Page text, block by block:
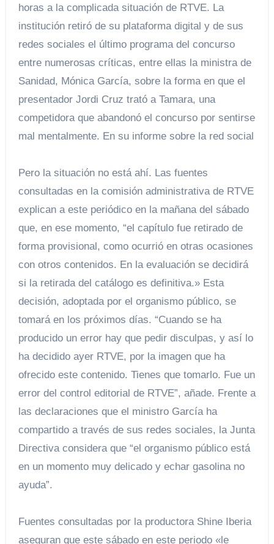
horas a la complicada situación de RTVE. La
institución retiró de su plataforma digital y de sus
redes sociales el último programa del concurso
entre numerosas críticas, entre ellas la ministra de
Sanidad, Mónica García, sobre la forma en que el
presentador Jordi Cruz trató a Tamara, una
competidora que abandonó el concurso por sentirse
mal mentalmente. En su informe sobre la red social
Pero la situación no está ahí. Las fuentes
consultadas en la comisión administrativa de RTVE
explican a este periódico en la mañana del sábado
que, en ese momento, “el capítulo fue retirado de
forma provisional, como ocurrió en otras ocasiones
con otros contenidos. En la evaluación se decidirá
si la retirada del catálogo es definitiva.» Esta
decisión, adoptada por el organismo público, se
tomará en los próximos días. “Cuando se ha
producido un error hay que pedir disculpas, y así lo
ha decidido ayer RTVE, por la imagen que ha
ofrecido este contenido. Tienes que tomarlo. Fue un
error del control editorial de RTVE”, añade. Frente a
las declaraciones que el ministro García ha
compartido a través de sus redes sociales, la Junta
Directiva considera que “el organismo público está
en un momento muy delicado y echar gasolina no
ayuda”.
Fuentes consultadas por la productora Shine Iberia
aseguran que este sábado en este periodo «le